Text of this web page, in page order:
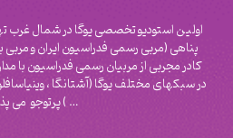
اولین استودیو تخصصی یوگا در شمال غرب
پناهی (مربی رسمی فدراسیون ایران و مربی
کادر مجربی از مربیان رسمی فدراسیون
در سبکهای مختلف یوگا (آشتانگا ، وینیاسافلو ،
‌… ) پرتوجو می